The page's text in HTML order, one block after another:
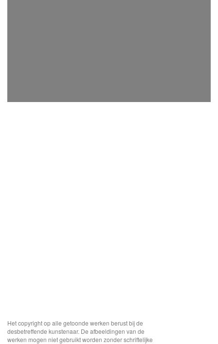
Het copyright op alle getoonde werken berust bij de
desbetreffende kunstenaar. De afbeeldingen van de
werken mogen niet gebruikt worden zonder schriftelijke